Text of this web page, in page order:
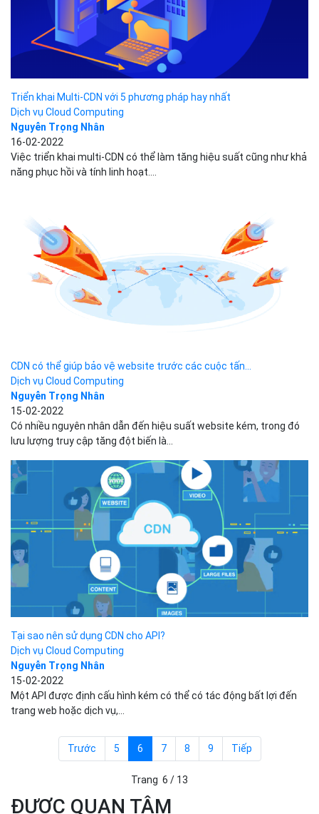
Với rất nhiều nền tảng OTT để lựa chọn, người xem ngày nay
không có đủ kiên nhẫn để chờ...
Dịch vụ Cloud Computing
Nguyễn Trọng Nhân
16-02-2022
Việc triển khai multi-CDN có thể làm tăng hiệu suất cũng như khả
năng phục hồi và tính linh hoạt....
CDN có thể giúp bảo vệ website trước các cuộc tấn...
Dịch vụ Cloud Computing
Nguyễn Trọng Nhân
15-02-2022
Có nhiều nguyên nhân dẫn đến hiệu suất website kém, trong đó
lưu lượng truy cập tăng đột biến là...
Tại sao nên sử dụng CDN cho API?
15-02-2022